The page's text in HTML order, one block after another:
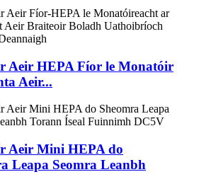
Aeir HEPA Fíor le Monatóir
Aeir...
Aeir Mini HEPA do
Leapa Seomra Leanbh